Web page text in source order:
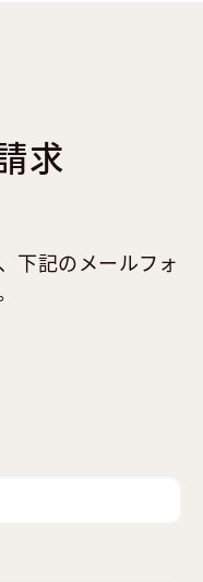
求
下記のメールフォ